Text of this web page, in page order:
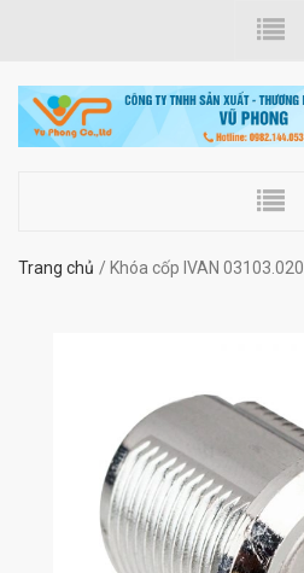
Trang chủ Khóa cốp IVAN 03103.020